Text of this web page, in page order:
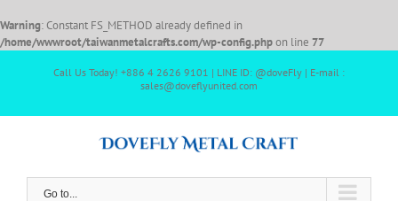
Warning: Constant FS_METHOD already defined in
/home/wwwroot/taiwanmetalcrafts.com/wp-config.phpon line 77
Call Us Today! +886 4 2626 9101 | LINE ID: @doveFly | E-mail :
sales@doveflyunited.com
Go to...